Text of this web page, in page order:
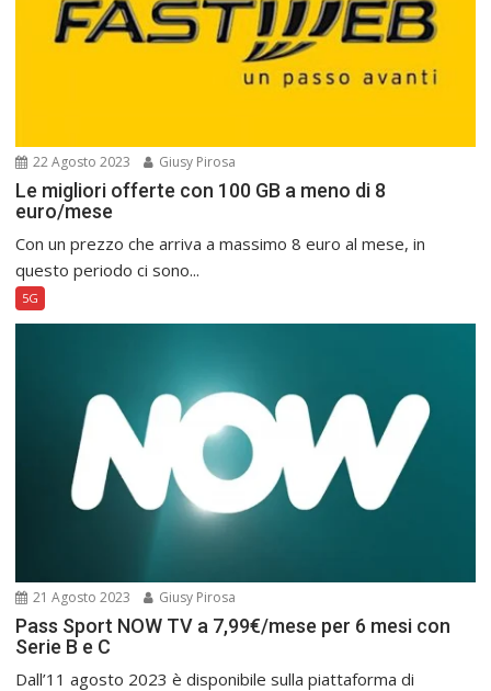
22 Agosto 2023 Giusy Pirosa
Le migliori offerte con 100 GB a meno di 8
euro/mese
Con un prezzo che arriva a massimo 8 euro al mese, in
questo periodo ci sono...
5G
21 Agosto 2023 Giusy Pirosa
Pass Sport NOW TV a 7,99€/mese per 6 mesi con
Serie B e C
Dall’11 agosto 2023 è disponibile sulla piattaforma di